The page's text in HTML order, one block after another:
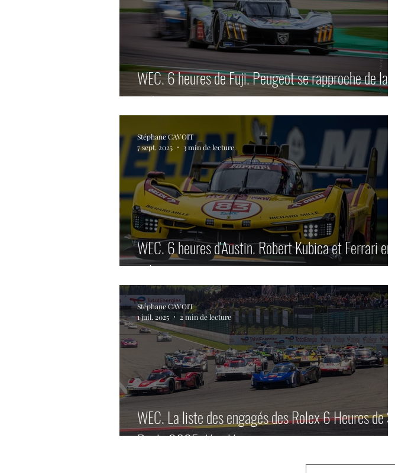
WEC. 6 heures de Fuji. Peugeot se rapproche de la
victoire.
WEC. 6 heures d'Austin. Robert Kubica et Ferrari en
pole.
Stéphane CAVOIT
7 sept. 2025
3 min de lecture
WEC. La liste des engagés des Rolex 6 Heures de São
Paulo 2025 dévoilée.
Stéphane CAVOIT
1 juil. 2025
2 min de lecture